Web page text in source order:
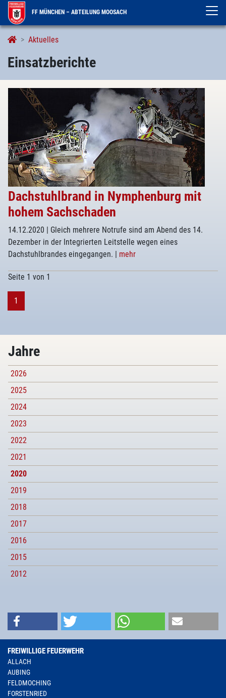
FF MÜNCHEN – ABTEILUNG MOOSACH
Aktuelles
Einsatzberichte
Einsatzberichte
Dachstuhlbrand in Nymphenburg mit
hohem Sachschaden
14.12.2020 | Gleich mehrere Notrufe sind am Abend des 14.
Dezember in der Integrierten Leitstelle wegen eines
Dachstuhlbrandes eingegangen. | mehr
Seite 1 von 1
1
Jahre
2026
2025
2024
2023
2022
2021
2020
2019
2018
2017
2016
2015
2012
FREIWILLIGE FEUERWEHR
ALLACH
AUBING
FELDMOCHING
FORSTENRIED